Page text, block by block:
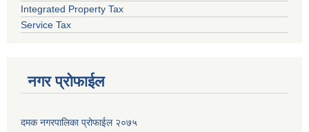
Integrated Property Tax
Service Tax
नगर प्रोफाईल
दमक नगरपालिका प्रोफाईल २०७५